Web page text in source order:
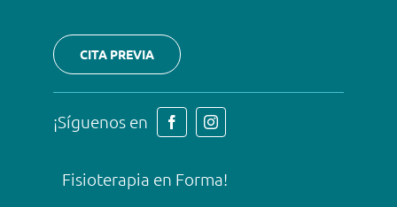
CITA PREVIA
¡Síguenos en
Fisioterapia en Forma!